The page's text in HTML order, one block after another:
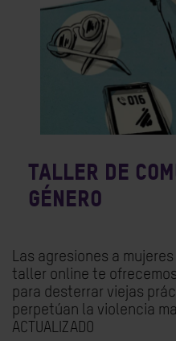
Taller de
género
Las agresiones a
taller online te ofrecemos
para desterrar viejas
perpetúan la violencia
ACTUALIZADO